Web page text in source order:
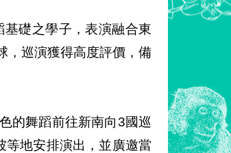
礎之學子，表演融合東
，巡演獲得高度評價，備
的舞蹈前往新南向3國巡
等地安排演出，並廣邀當